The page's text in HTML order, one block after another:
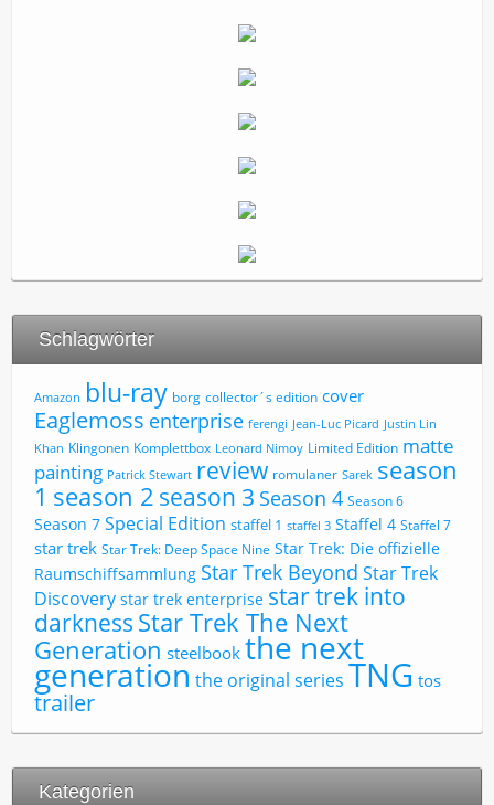
Schlagwörter
Amazon blu-ray borg collector´s edition cover
Eaglemoss enterprise ferengi Jean-Luc Picard Justin Lin
Khan Klingonen Komplettbox Leonard Nimoy Limited Edition matte
painting Patrick Stewart review romulaner Sarek season
1 season 2 season 3 Season 4 Season 6
Season 7 Special Edition staffel 1 staffel 3 Staffel 4 Staffel 7
star trek Star Trek: Deep Space Nine Star Trek: Die offizielle
Raumschiffsammlung Star Trek Beyond Star Trek
Discovery star trek enterprise star trek into
darkness Star Trek The Next
Generation steelbook the next
generation the original series TNG tos
trailer
Kategorien